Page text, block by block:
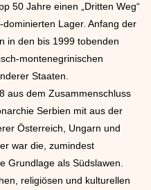
50 Jahre einen „Dritten Weg“
Lager. Anfang der
in den bis 1999 tobenden
montenegrinischen
Staaten.
aus dem Zusammenschluss
Serbien mit aus der
Österreich, Ungarn und
war die, zumindest
Grundlage als Südslawen.
religiösen und kulturellen